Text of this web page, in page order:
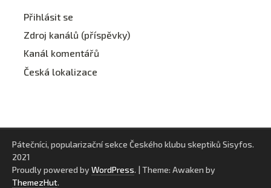
Přihlásit se
Zdroj kanálů (příspěvky)
Kanál komentářů
Česká lokalizace
Pátečníci, popularizační sekce Českého klubu skeptiků Sisyfos.
2021
Proudly powered by WordPress. | Theme: Awaken by
ThemezHut.